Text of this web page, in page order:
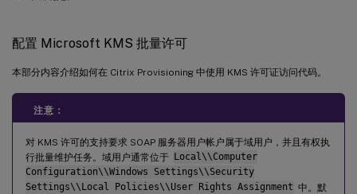
配置 Microsoft KMS 批量许可
本部分内容介绍如何在 Citrix Provisioning 中使用 KMS 许可证访问代码。
注意：
对 KMS 许可的支持要求 SOAP 服务器用户帐户属于域用户，并且有权执
行批量维护任务。域用户通常位于 Local\\Computer
Configuration\\Windows Settings\\Security
Settings\\Local Policies\\User Rights Assignment 中。默